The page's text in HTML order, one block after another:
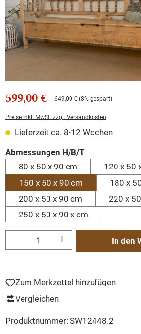
599,00 € 649,00 € (8% gespart)
Preise inkl. MwSt. zzgl. Versandkosten
Lieferzeit ca. 8-12 Wochen
Abmessungen H/B/Tauswählen
80 x 50 x 90 cm
120 x 50
150 x 50 x 90 cm
180 x
200 x 50 x 90 cm
220 x
250 x 50 x 90 x cm
Produkt Anzahl: Gib den gewünschten Wert ein
In den
Zum Merkzettel hinzufügen
Vergleichen
Produktnummer: SW12448.2